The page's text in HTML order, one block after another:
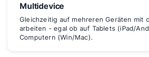
Multidevice
Gleichzeitig auf mehreren Geräten mit
arbeiten - egal ob auf Tablets (iPad/
Computern (Win/Mac).